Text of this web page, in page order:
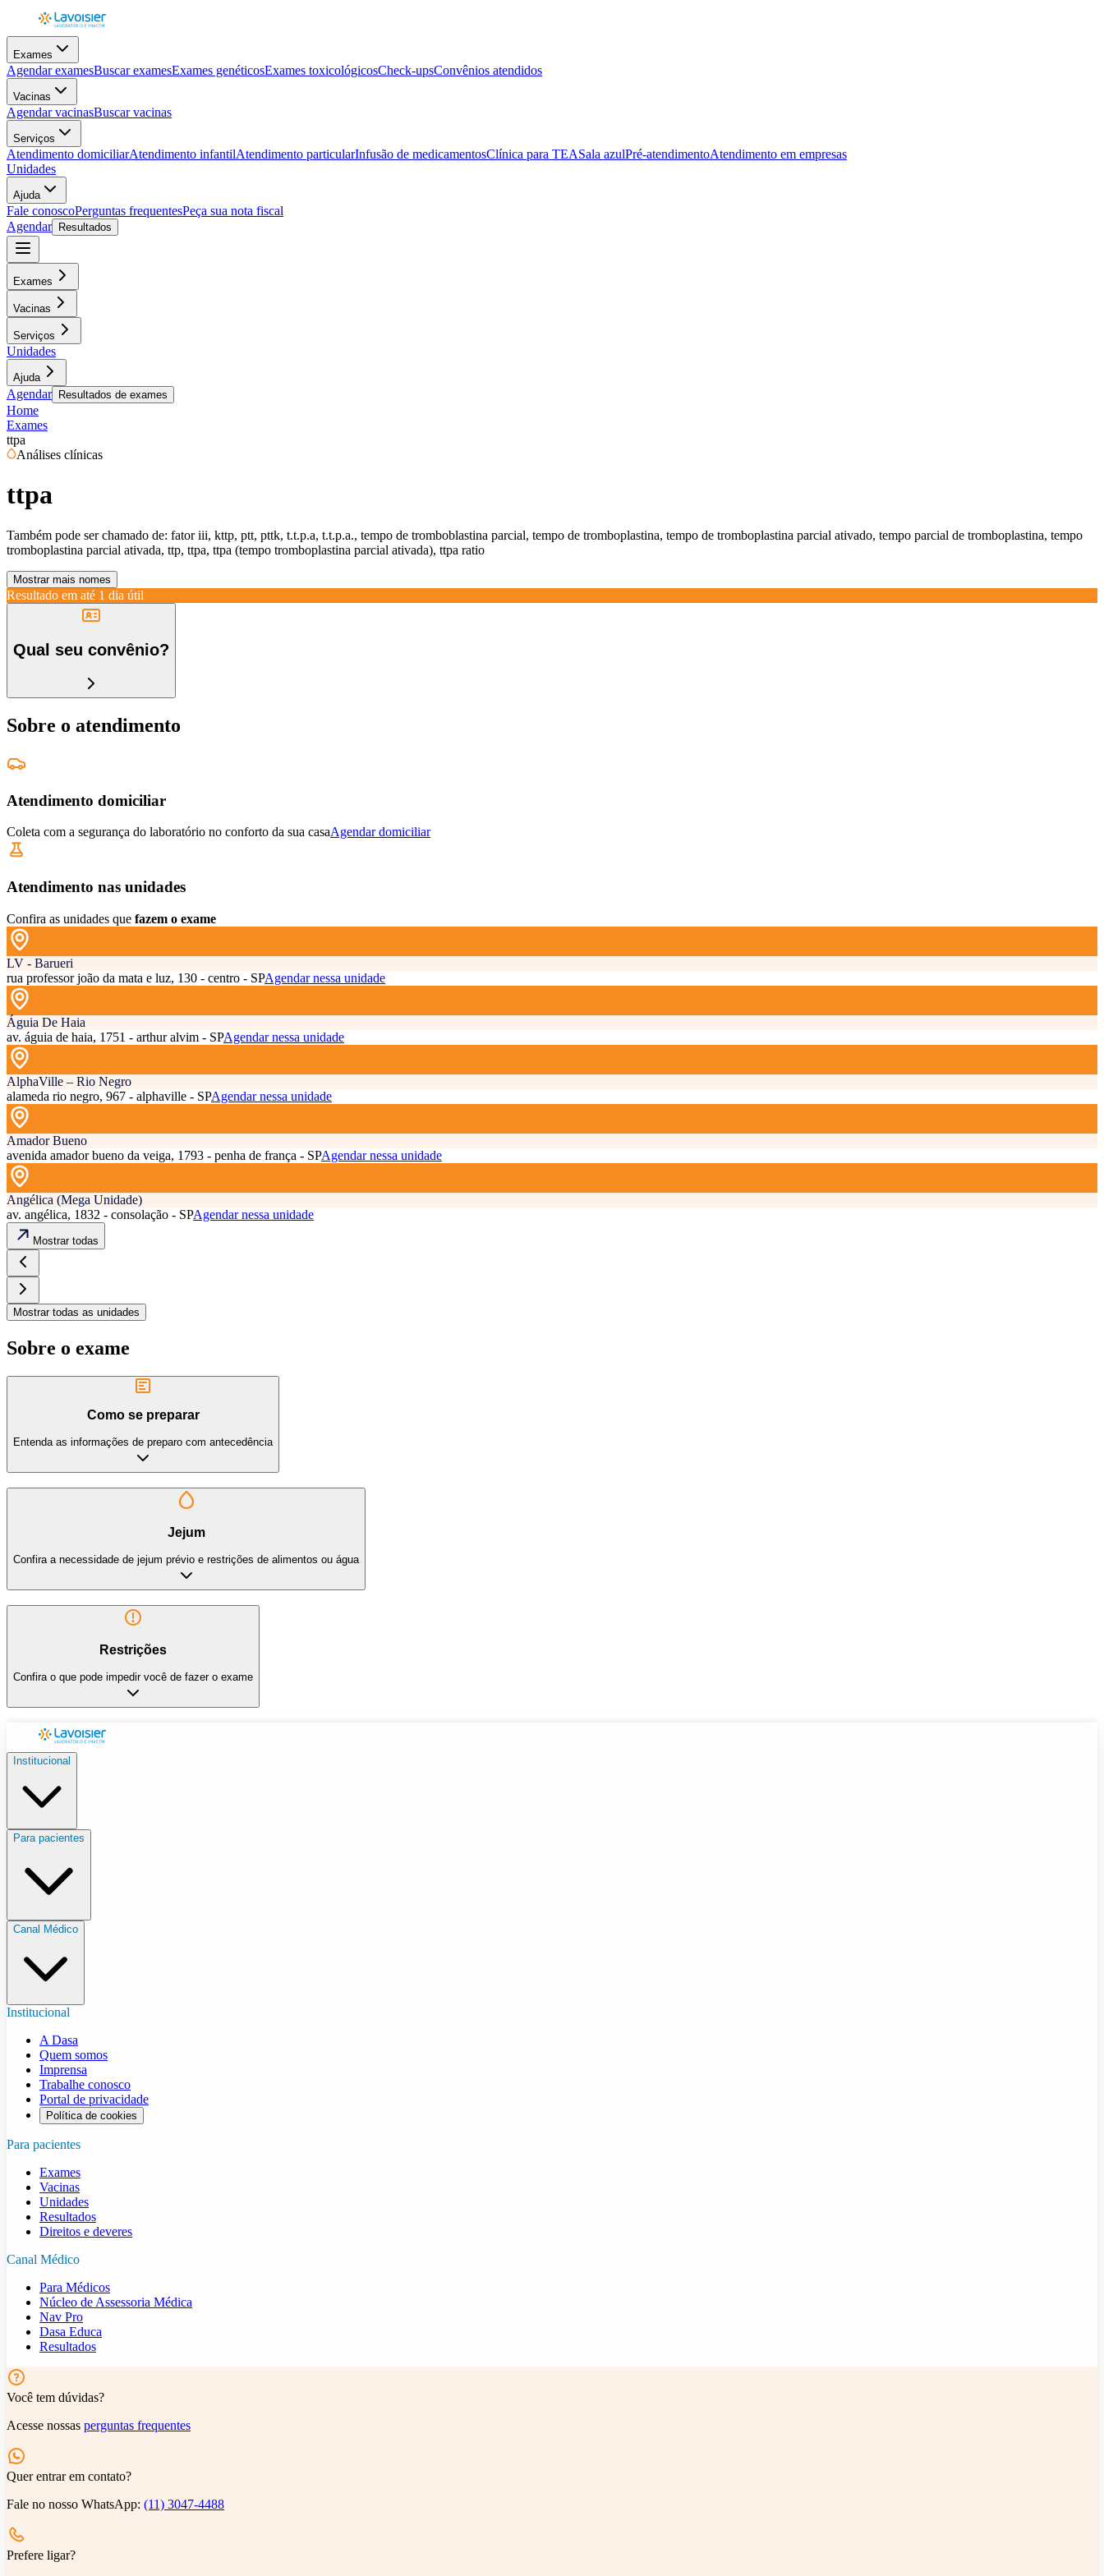
Exames
Agendar examesBuscar examesExames genéticosExames toxicológicosCheck-upsConvênios atendidos
Vacinas
Agendar vacinasBuscar vacinas
Serviços
Atendimento domiciliarAtendimento infantilAtendimento particularInfusão de medicamentosClínica para TEASala azulPré-atendimentoAtendimento em empresas
Unidades
Ajuda
Fale conoscoPerguntas frequentesPeça sua nota fiscal
Agendar
Resultados
Exames
Vacinas
Serviços
Unidades
Ajuda
Agendar Resultados de exames
Home
Exames
ttpa
Análises clínicas
ttpa
Também pode ser chamado de: fator iii, kttp, ptt, pttk, t.t.p.a, t.t.p.a., tempo de tromboblastina parcial, tempo de tromboplastina, tempo de tromboplastina parcial ativado, tempo parcial de tromboplastina, tempo
tromboplastina parcial ativada, ttp, ttpa, ttpa (tempo tromboplastina parcial ativada), ttpa ratio
Mostrar mais nomes
Resultado em até 1 dia útil
Qual seu convênio?
Sobre o atendimento
Atendimento domiciliar
Coleta com a segurança do laboratório no conforto da sua casaAgendar domiciliar
Atendimento nas unidades
Confira as unidades que fazem o exame
LV - Barueri
rua professor joão da mata e luz, 130 - centro - SPAgendar nessa unidade
Águia De Haia
av. águia de haia, 1751 - arthur alvim - SPAgendar nessa unidade
AlphaVille – Rio Negro
alameda rio negro, 967 - alphaville - SPAgendar nessa unidade
Amador Bueno
avenida amador bueno da veiga, 1793 - penha de frança - SPAgendar nessa unidade
Angélica (Mega Unidade)
av. angélica, 1832 - consolação - SPAgendar nessa unidade
Mostrar todas
Mostrar todas as unidades
Sobre o exame
Como se preparar
Entenda as informações de preparo com antecedência
Jejum
Confira a necessidade de jejum prévio e restrições de alimentos ou água
Restrições
Confira o que pode impedir você de fazer o exame
Institucional
Para pacientes
Canal Médico
Institucional
A Dasa
Quem somos
Imprensa
Trabalhe conosco
Portal de privacidade
Política de cookies
Para pacientes
Exames
Vacinas
Unidades
Resultados
Direitos e deveres
Canal Médico
Para Médicos
Núcleo de Assessoria Médica
Nav Pro
Dasa Educa
Resultados
Você tem dúvidas?
Acesse nossas perguntas frequentes
Quer entrar em contato?
Fale no nosso WhatsApp: (11) 3047-4488
Prefere ligar?